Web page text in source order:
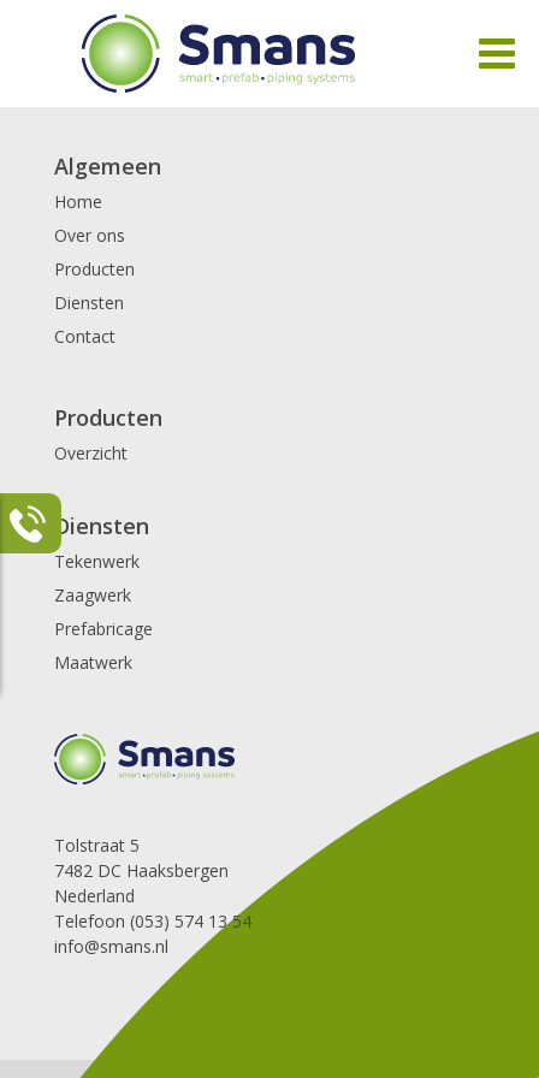
Algemeen
Home
Over ons
Producten
Diensten
Contact
Producten
Overzicht
Diensten
Tekenwerk
Zaagwerk
Prefabricage
Maatwerk
Tolstraat 5
7482 DC Haaksbergen
Nederland
Telefoon (053) 574 13 54
info@smans.nl